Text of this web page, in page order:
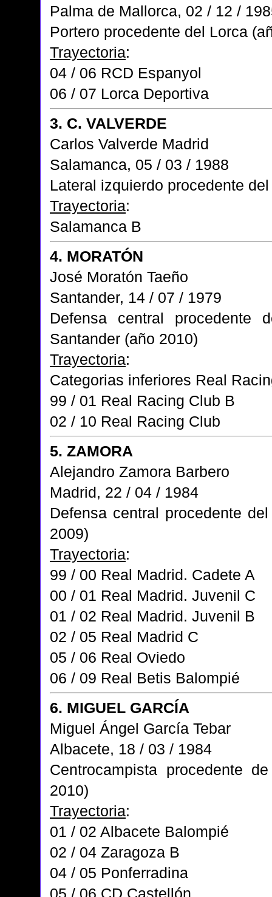
Palma de Mallorca, 02 / 12 /
Portero procedente del Lorca
Trayectoria:
04 / 06 RCD Espanyol
06 / 07 Lorca Deportiva
3. C. VALVERDE
Carlos Valverde Madrid
Salamanca, 05 / 03 / 1988
Lateral izquierdo procedente
Trayectoria:
Salamanca B
4. MORATÓN
José Moratón Taeño
Santander, 14 / 07 / 1979
Defensa central procedente
Santander (año 2010)
Trayectoria:
Categorias inferiores Real
99 / 01 Real Racing Club B
02 / 10 Real Racing Club
5. ZAMORA
Alejandro Zamora Barbero
Madrid, 22 / 04 / 1984
Defensa central procedente
2009)
Trayectoria:
99 / 00 Real Madrid. Cadete A
00 / 01 Real Madrid. Juvenil C
01 / 02 Real Madrid. Juvenil B
02 / 05 Real Madrid C
05 / 06 Real Oviedo
06 / 09 Real Betis Balompié
6. MIGUEL GARCÍA
Miguel Ángel García Tebar
Albacete, 18 / 03 / 1984
Centrocampista procedente
2010)
Trayectoria:
01 / 02 Albacete Balompié
02 / 04 Zaragoza B
04 / 05 Ponferradina
05 / 06 CD Castellón